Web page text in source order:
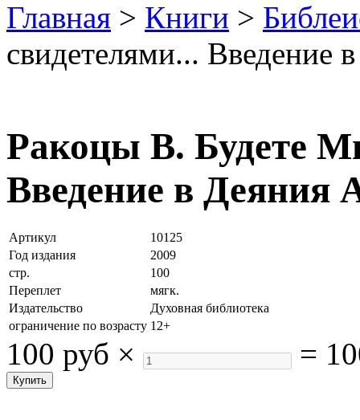
Главная > Книги >
свидетелями... Введение
Ракоцы В. Будете
Введение в Деяния
Артикул
10125
Год издания
2009
стр.
100
Переплет
мягк.
Издательство
Духовная библиотека
ограничение по возрасту 12+
100 руб × =